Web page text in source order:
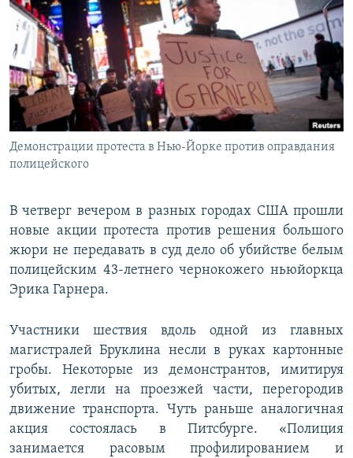
РАСПИСАНИЕ ВЕЩАНИЯ
ПОДПИШИТЕСЬ НА РАССЫЛКУ
СОЦИАЛЬНЫЕ СЕТИ
Демонстрации протеста в Нью-Йорке против оправдания
полицейского
В четверг вечером в разных городах США прошли
новые акции протеста против решения большого
жюри не передавать в суд дело об убийстве белым
полицейским 43-летнего чернокожего ньюйоркца
Эрика Гарнера.
Участники шествия вдоль одной из главных
магистралей Бруклина несли в руках картонные
гробы. Некоторые из демонстрантов, имитируя
убитых, легли на проезжей части, перегородив
движение транспорта. Чуть раньше аналогичная
акция состоялась в Питсбурге. «Полиция
занимается расовым профилированием и